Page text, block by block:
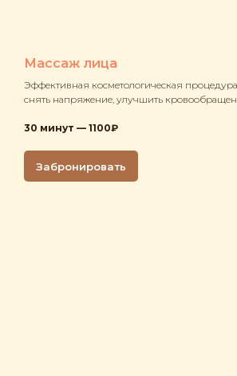
Массаж лица
Эффективная косметологическая
снять напряжение, улучшить
30 минут — 1100₽
Забронировать